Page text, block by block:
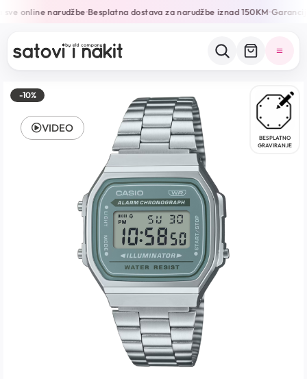
online narudžbe•Besplatna dostava za narudžbe iznad 150KM•
-10%
BESPLATNO
GRAVIRANJE
VIDEO